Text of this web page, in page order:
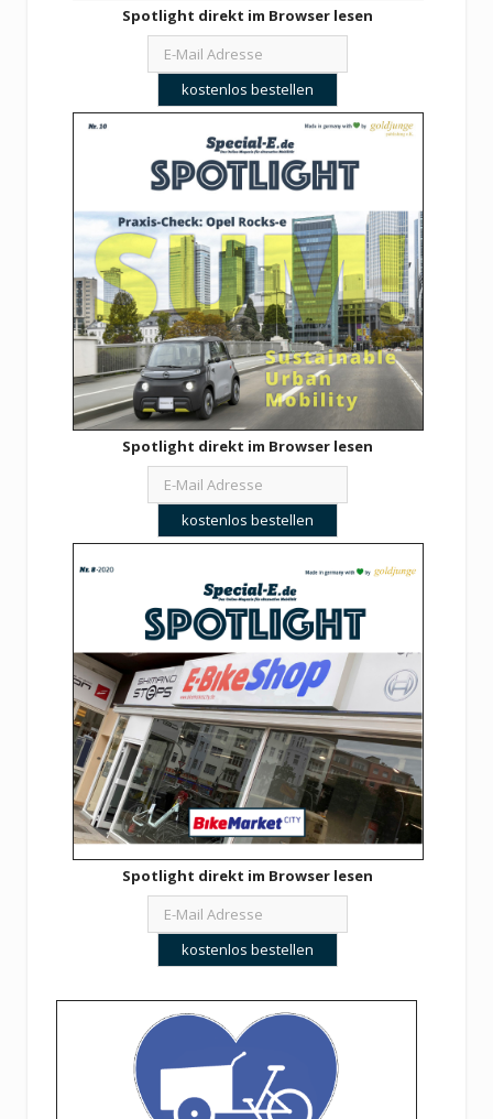
Spotlight direkt im Browser lesen
Spotlight direkt im Browser lesen
Spotlight direkt im Browser lesen